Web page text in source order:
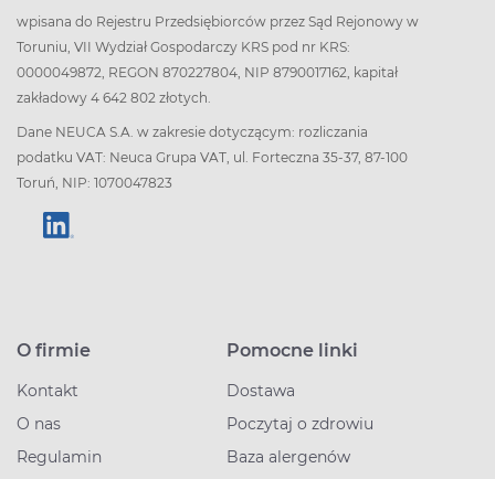
wpisana do Rejestru Przedsiębiorców przez Sąd Rejonowy w
Toruniu, VII Wydział Gospodarczy KRS pod nr KRS:
0000049872, REGON 870227804, NIP 8790017162, kapitał
zakładowy 4 642 802 złotych.
Dane NEUCA S.A. w zakresie dotyczącym: rozliczania
podatku VAT: Neuca Grupa VAT, ul. Forteczna 35-37, 87-100
Toruń, NIP: 1070047823
O firmie
Kontakt
O nas
Regulamin
Pomocne linki
Dostawa
Poczytaj o zdrowiu
Baza alergenów